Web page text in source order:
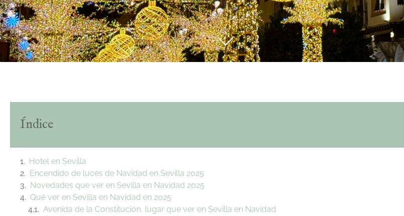
Índice
Hotel en Sevilla
Encendido de luces de Navidad en Sevilla 2025
Novedades que ver en Sevilla en Navidad 2025
Qué ver en Sevilla en Navidad en 2025
Avenida de la Constitución, lugar que ver en Sevilla en Navidad